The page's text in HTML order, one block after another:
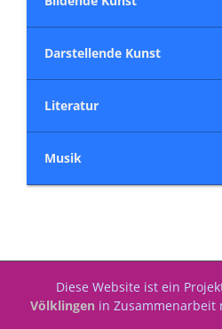
Darstellende Kunst
Literatur
Musik
Diese Website ist ein
Völklingen in Zusammenarbeit